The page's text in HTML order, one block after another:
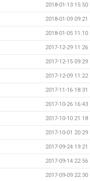
2018-01-13 15:50
2018-01-09 09:21
2018-01-05 11:10
2017-12-29 11:26
2017-12-15 09:29
2017-12-09 11:22
2017-11-16 18:31
2017-10-26 16:43
2017-10-10 21:18
2017-10-01 20:29
2017-09-24 19:21
2017-09-14 22:56
2017-09-09 22:30